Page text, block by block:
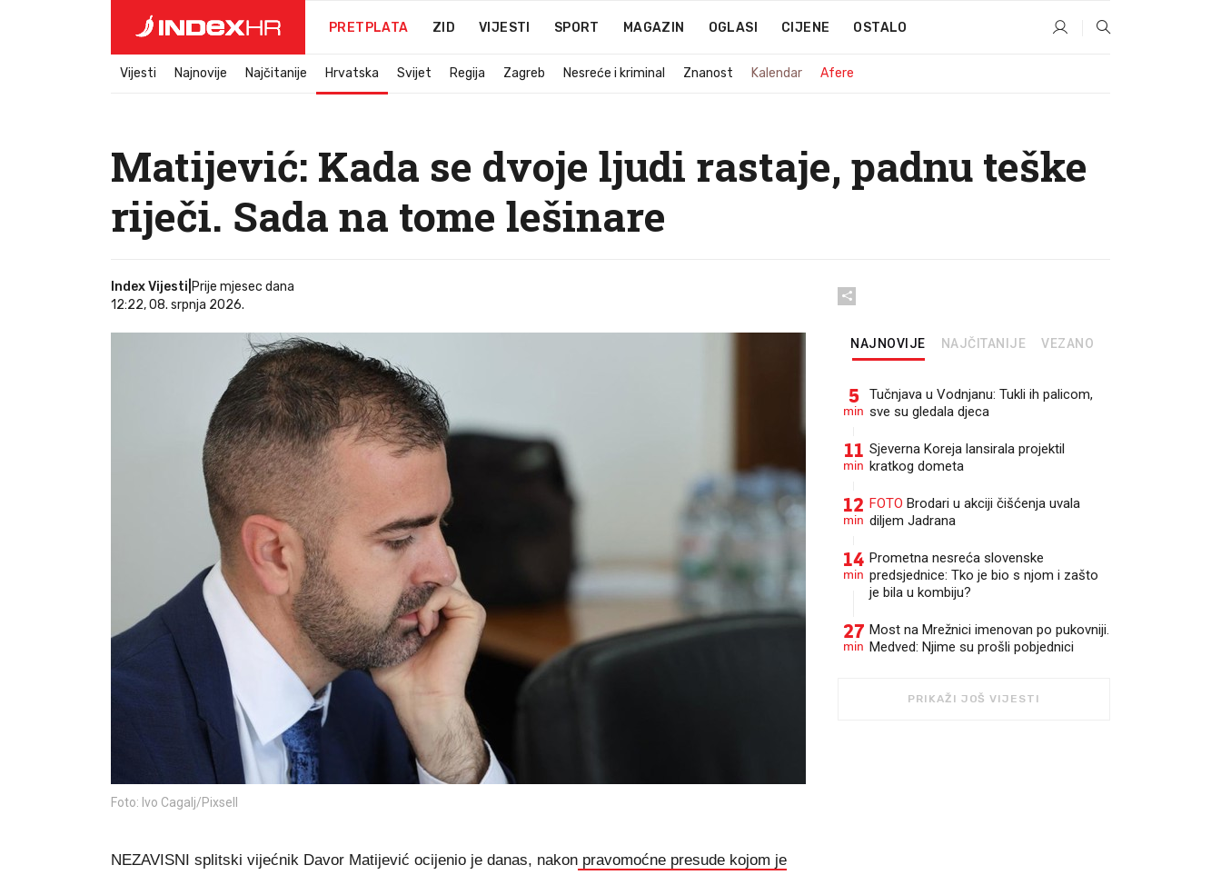
PRETPLATA ZID VIJESTI SPORT MAGAZIN OGLASI CIJENE OSTALO
Vijesti Najnovije Najčitanije Hrvatska Svijet Regija Zagreb Nesreće i kriminal Znanost Kalendar Afere
Matijević: Kada se dvoje ljudi rastaje, padnu teške
riječi. Sada na tome lešinare
Index Vijesti
Prije mjesec dana
12:22, 08. srpnja 2026.
Foto: Ivo Cagalj/Pixsell
NEZAVISNI splitski vijećnik Davor Matijević ocijenio je danas, nakon pravomoćne presude kojom je
NAJNOVIJE NAJČITANIJE VEZANO
5
min
Tučnjava u Vodnjanu: Tukli ih palicom,
sve su gledala djeca
11
min
Sjeverna Koreja lansirala projektil
kratkog dometa
12
min
FOTO Brodari u akciji čišćenja uvala
diljem Jadrana
14
min
Prometna nesreća slovenske
predsjednice: Tko je bio s njom i zašto
je bila u kombiju?
27
min
Most na Mrežnici imenovan po pukovniji.
Medved: Njime su prošli pobjednici
PRIKAŽI JOŠ VIJESTI